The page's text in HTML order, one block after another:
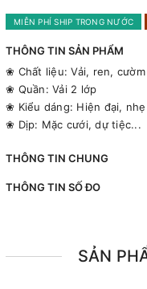
MIỄN PHÍ SHIP TRONG NƯỚC
THÔNG TIN SẢN PHẨM
❀ Chất liệu: Vải, ren, cườm
❀ Quần: Vải 2 lớp
❀ Kiểu dáng: Hiện đại,
❀ Dịp: Mặc cưới, dự tiệc...
THÔNG TIN CHUNG
THÔNG TIN SỐ ĐO
SẢN